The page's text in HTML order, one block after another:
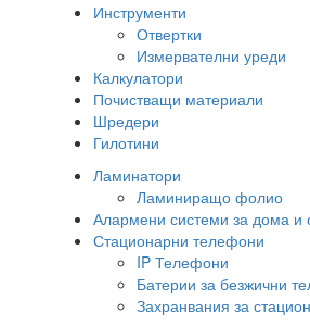
Инструменти
Отвертки
Измервателни уреди
Калкулатори
Почистващи материали
Шредери
Гилотини
Ламинатори
Ламиниращо фолио
Алармени системи за дома и
Стационарни телефони
IP Телефони
Батерии за безжични
Захранвания за